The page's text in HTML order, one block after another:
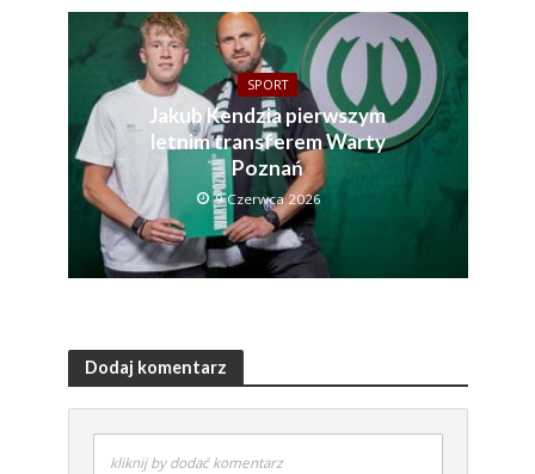
SPORT
Jakub Kendzia pierwszym
letnim transferem Warty
Poznań
9 Czerwca 2026
Dodaj komentarz
kliknij by dodać komentarz